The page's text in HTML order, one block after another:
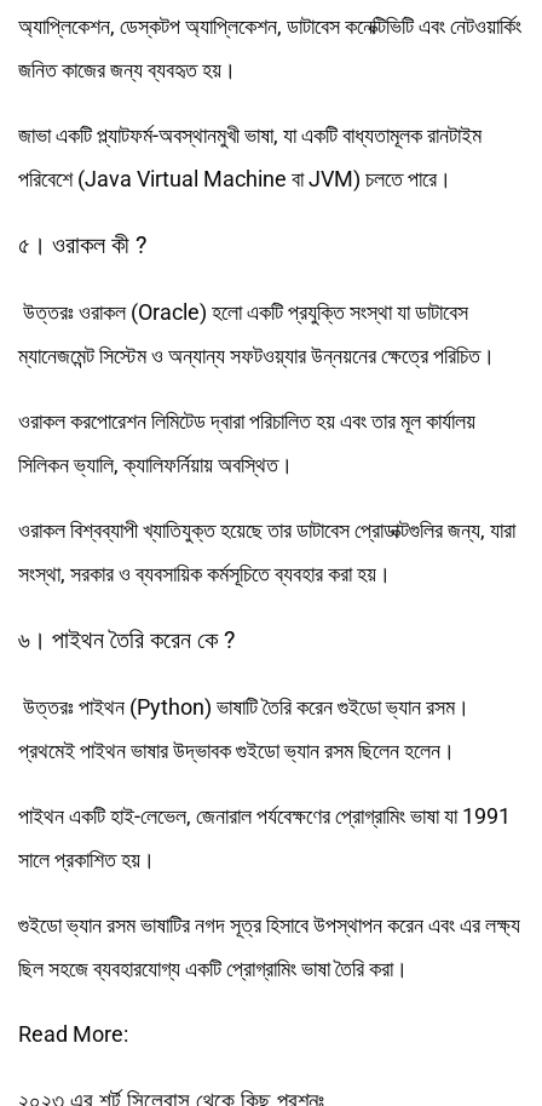
অ্যাপ্লিকেশন, ডেস্কটপ অ্যাপ্লিকেশন, ডাটাবেস কনেক্টিভিটি এবং নেটওয়ার্কিং
জনিত কাজের জন্য ব্যবহৃত হয়।
জাভা একটি প্ল্যাটফর্ম-অবস্থানমুখী ভাষা, যা একটি বাধ্যতামূলক রানটাইম
পরিবেশে (Java Virtual Machine বা JVM) চলতে পারে।
৫। ওরাকল কী ?
উত্তরঃ ওরাকল (Oracle) হলো একটি প্রযুক্তি সংস্থা যা ডাটাবেস
ম্যানেজমেন্ট সিস্টেম ও অন্যান্য সফটওয়্যার উন্নয়নের ক্ষেত্রে পরিচিত।
ওরাকল করপোরেশন লিমিটেড দ্বারা পরিচালিত হয় এবং তার মূল কার্যালয়
সিলিকন ভ্যালি, ক্যালিফর্নিয়ায় অবস্থিত।
ওরাকল বিশ্বব্যাপী খ্যাতিযুক্ত হয়েছে তার ডাটাবেস প্রোডাক্টগুলির জন্য, যারা
সংস্থা, সরকার ও ব্যবসায়িক কর্মসূচিতে ব্যবহার করা হয়।
৬। পাইথন তৈরি করেন কে ?
উত্তরঃ পাইথন (Python) ভাষাটি তৈরি করেন গুইডো ভ্যান রসম।
প্রথমেই পাইথন ভাষার উদ্ভাবক গুইডো ভ্যান রসম ছিলেন হলেন।
পাইথন একটি হাই-লেভেল, জেনারাল পর্যবেক্ষণের প্রোগ্রামিং ভাষা যা 1991
সালে প্রকাশিত হয়।
গুইডো ভ্যান রসম ভাষাটির নগদ সূত্র হিসাবে উপস্থাপন করেন এবং এর লক্ষ্য
ছিল সহজে ব্যবহারযোগ্য একটি প্রোগ্রামিং ভাষা তৈরি করা।
Read More: